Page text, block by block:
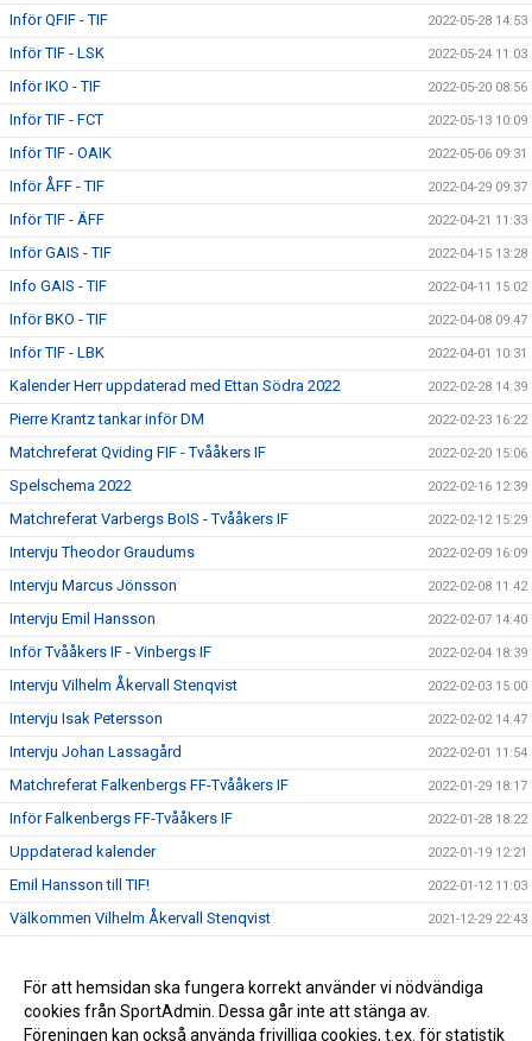
Inför QFIF - TIF 2022-05-28 14:53
Inför TIF - LSK 2022-05-24 11:03
Inför IKO - TIF 2022-05-20 08:56
Inför TIF - FCT 2022-05-13 10:09
Inför TIF - OAIK 2022-05-06 09:31
Inför ÅFF - TIF 2022-04-29 09:37
Inför TIF - ÄFF 2022-04-21 11:33
Inför GAIS - TIF 2022-04-15 13:28
Info GAIS - TIF 2022-04-11 15:02
Inför BKO - TIF 2022-04-08 09:47
Inför TIF - LBK 2022-04-01 10:31
Kalender Herr uppdaterad med Ettan Södra 2022 2022-02-28 14:39
Pierre Krantz tankar inför DM 2022-02-23 16:22
Matchreferat Qviding FIF - Tvååkers IF 2022-02-20 15:06
Spelschema 2022 2022-02-16 12:39
Matchreferat Varbergs BoIS - Tvååkers IF 2022-02-12 15:29
Intervju Theodor Graudums 2022-02-09 16:09
Intervju Marcus Jönsson 2022-02-08 11:42
Intervju Emil Hansson 2022-02-07 14:40
Inför Tvååkers IF - Vinbergs IF 2022-02-04 18:39
Intervju Vilhelm Åkervall Stenqvist 2022-02-03 15:00
Intervju Isak Petersson 2022-02-02 14:47
Intervju Johan Lassagård 2022-02-01 11:54
Matchreferat Falkenbergs FF-Tvååkers IF 2022-01-29 18:17
Inför Falkenbergs FF-Tvååkers IF 2022-01-28 18:22
Uppdaterad kalender 2022-01-19 12:21
Emil Hansson till TIF! 2022-01-12 11:03
Välkommen Vilhelm Åkervall Stenqvist 2021-12-29 22:43
Nils Bertilsson till TIF 2021-12-03 09:40
Johan Lassagård till TIF! 2021-11-30 14:06
För att hemsidan ska fungera korrekt använder vi nödvändiga
cookies från SportAdmin. Dessa går inte att stänga av.
Föreningen kan också använda frivilliga cookies, t.ex. för statistik